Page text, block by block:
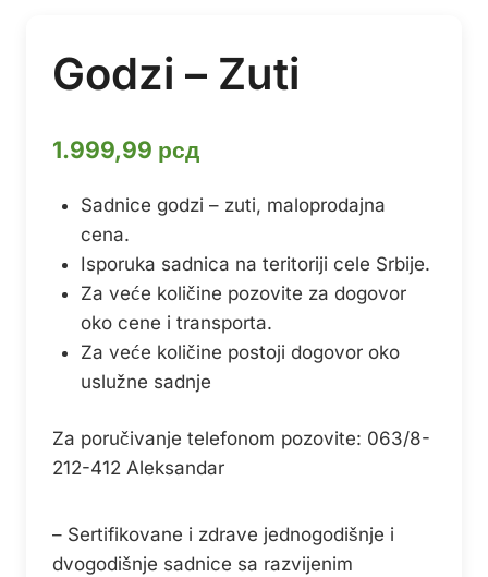
Godzi – Zuti
1.999,99 рсд
Sadnice godzi – zuti, maloprodajna
cena.
Isporuka sadnica na teritoriji cele Srbije.
Za veće količine pozovite za dogovor
oko cene i transporta.
Za veće količine postoji dogovor oko
uslužne sadnje
Za poručivanje telefonom pozovite: 063/8-
212-412 Aleksandar
– Sertifikovane i zdrave jednogodišnje i
dvogodišnje sadnice sa razvijenim